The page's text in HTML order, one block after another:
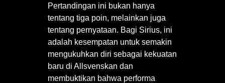
Pertandingan ini bukan hanya
tentang tiga poin, melainkan juga
tentang pernyataan. Bagi Sirius, ini
adalah kesempatan untuk semakin
mengukuhkan diri sebagai kekuatan
baru di Allsvenskan dan
membuktikan bahwa performa